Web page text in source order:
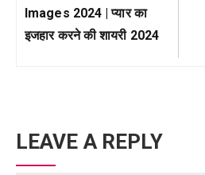
Images 2024 | प्यार का
इजहार करने की शायरी 2024
LEAVE A REPLY